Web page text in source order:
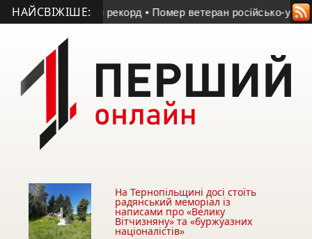
НАЙСВІЖІШЕ:рекорд • Помер ветеран російсько-
На Тернопільщині досі стоїть
радянський меморіал із
написами про «Велику
Вітчизняну» та «буржуазних
націоналістів»